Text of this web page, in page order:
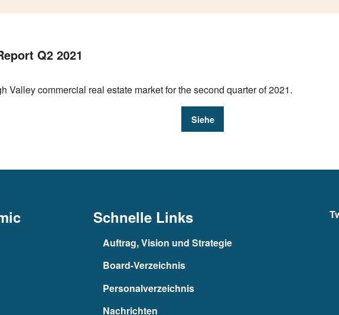
Q2 2021
Valley commercial real estate market for the second quarter of 2021.
Siehe
Schnelle Links
Auftrag, Vision und Strategie
Board-Verzeichnis
Personalverzeichnis
Nachrichten